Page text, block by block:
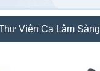
Viện Ca Lâm Sàng